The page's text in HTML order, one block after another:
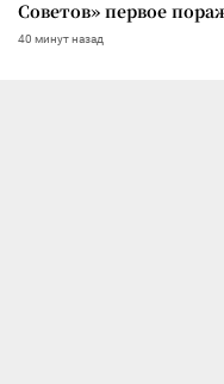
Советов» первое
40 минут назад